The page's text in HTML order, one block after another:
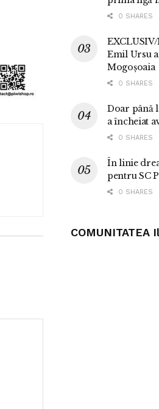
0 SHARES
Emil Ursu
Mogoșoaia
0 SHARES
Doar până
a încheiat
0 SHARES
În linie
pentru SC
0 SHARES
COMUNITATEA